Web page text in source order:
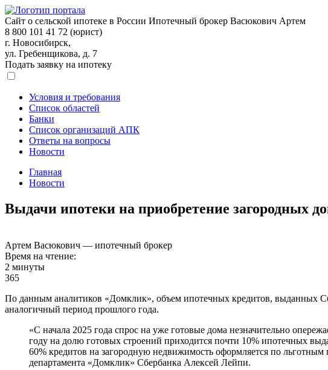
Сайт о сельской ипотеке в России Ипотечный брокер Васюкович Артем
8 800 101 41 72 (юрист)
г. Новосибирск,
ул. Гребенщикова, д. 7
Подать заявку на ипотеку
Условия и требования
Список областей
Банки
Список организаций АПК
Ответы на вопросы
Новости
Главная
Новости
Выдачи ипотеки на приобретение загородных
Артем Васюкович — ипотечный брокер
Время на чтение:
2 минуты
365
По данным аналитиков «Домклик», объем ипотечных кредитов, выданных
аналогичный период прошлого года.
«С начала 2025 года спрос на уже готовые дома незначительно
году на долю готовых строений приходится почти 10% ипотечных
60% кредитов на загородную недвижимость оформляется по
департамента «Домклик» Сбербанка Алексей Лейпи.